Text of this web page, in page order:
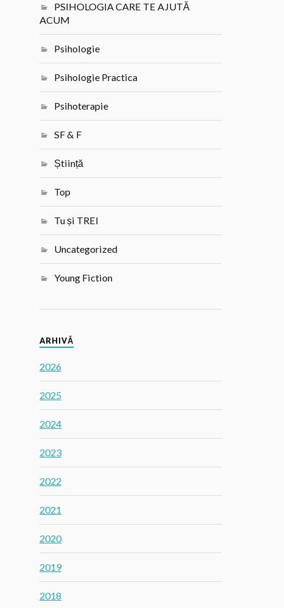
PSIHOLOGIA CARE TE AJUTĂ
ACUM
Psihologie
Psihologie Practica
Psihoterapie
SF & F
Știință
Top
Tu și TREI
Uncategorized
Young Fiction
ARHIVĂ
2026
2025
2024
2023
2022
2021
2020
2019
2018